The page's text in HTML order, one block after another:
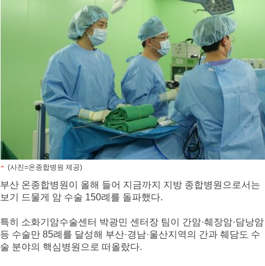
(사진=온종합병원 제공)
부산 온종합병원이 올해 들어 지금까지 지방 종합병원으로서는
보기 드물게 암 수술 150례를 돌파했다.
특히 소화기암수술센터 박광민 센터장 팀이 간암·췌장암·담낭암
등 수술만 85례를 달성해 부산·경남·울산지역의 간과 췌담도 수
술 분야의 핵심병원으로 떠올랐다.